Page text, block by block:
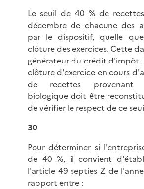
Le seuil de 40 % de
décembre de chacune des
par le dispositif, quelle
clôture des exercices. Cette
générateur du crédit d'impôt.
clôture d'exercice en cours
de recettes provenant
biologique doit être
de vérifier le respect de ce
30
Pour déterminer si
de 40 %, il convient
l'article 49 septies Z de
rapport entre :